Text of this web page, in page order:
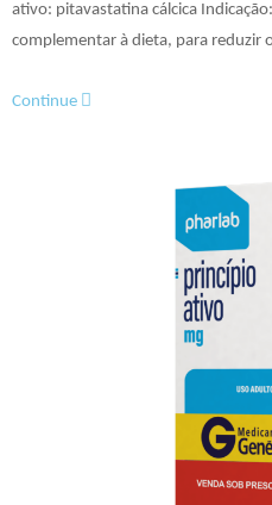
ativo: pitavastatina cálcica
complementar à dieta, para reduzir
Continue